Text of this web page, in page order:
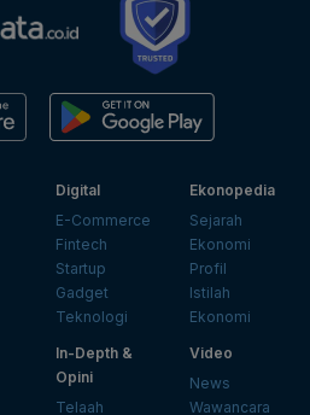
Digital
E-Commerce
Fintech
Startup
Gadget
Teknologi
Ekonopedia
Sejarah
Ekonomi
Profil
Istilah
Ekonomi
In-Depth &
Opini
Telaah
Video
News
Wawancara